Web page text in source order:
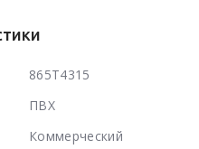
865T4315
ПВХ
Коммерческий